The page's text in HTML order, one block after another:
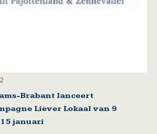
Brabant lanceert
Liever Lokaal van 9
januari